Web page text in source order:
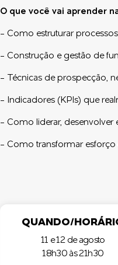
O que você vai aprender
- Como estruturar
- Construção e gestão de
- Técnicas de prospecção,
- Indicadores (KPIs) que
- Como liderar, desenvolver
- Como transformar esforço
QUANDO/
11 e 12 de agosto
18h30 às 21h30